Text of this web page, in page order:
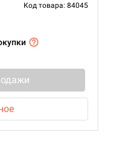
Код товара: 84045